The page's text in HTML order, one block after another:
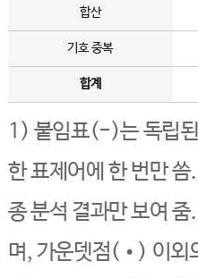
합산
기호 중복
합계
1) 붙임표(-)는 독립된
한 표제어에 한 번만
종 분석 결과만 보여
며, 가운뎃점(•) 이외